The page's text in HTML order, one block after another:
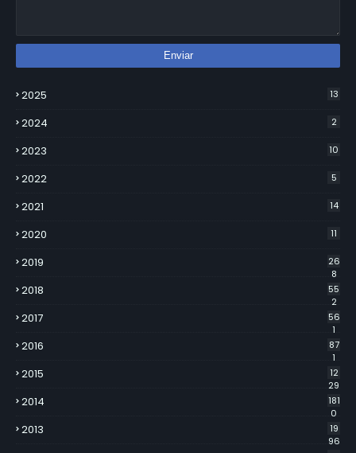
2025 13
2024 2
2023 10
2022 5
2021 14
2020 11
2019
26
8
2018
55
2
2017
56
1
2016
87
1
2015
12
29
2014
181
0
2013
19
96